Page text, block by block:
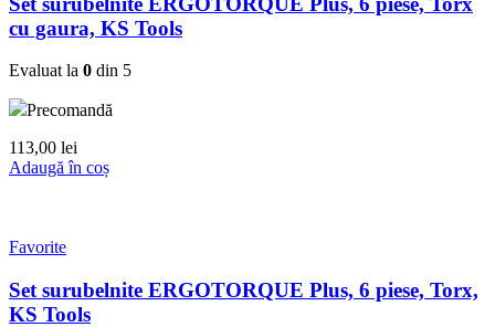
cu gaura, KS Tools
Evaluat la 0 din 5
Precomandă
113,00 lei
Adaugă în coș
Favorite
Set surubelnite ERGOTORQUE Plus, 6 piese, Torx,
KS Tools